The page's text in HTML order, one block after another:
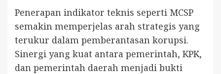
Penerapan indikator teknis seperti MCSP
semakin memperjelas arah strategis yang
terukur dalam pemberantasan korupsi.
Sinergi yang kuat antara pemerintah, KPK,
dan pemerintah daerah menjadi bukti